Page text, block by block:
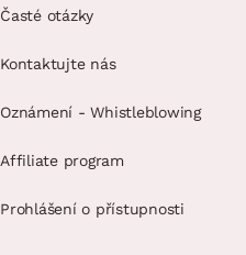
Časté otázky
Kontaktujte nás
Oznámení - Whistleblowing
Affiliate program
Prohlášení o přístupnosti